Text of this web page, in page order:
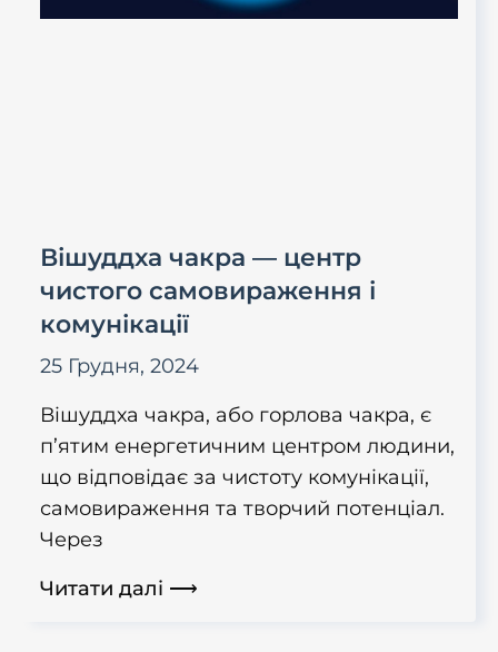
Вішуддха чакра — центр
чистого самовираження і
комунікації
25 Грудня, 2024
Вішуддха чакра, або горлова чакра, є
п’ятим енергетичним центром людини,
що відповідає за чистоту комунікації,
самовираження та творчий потенціал.
Через
Читати далі ⟶